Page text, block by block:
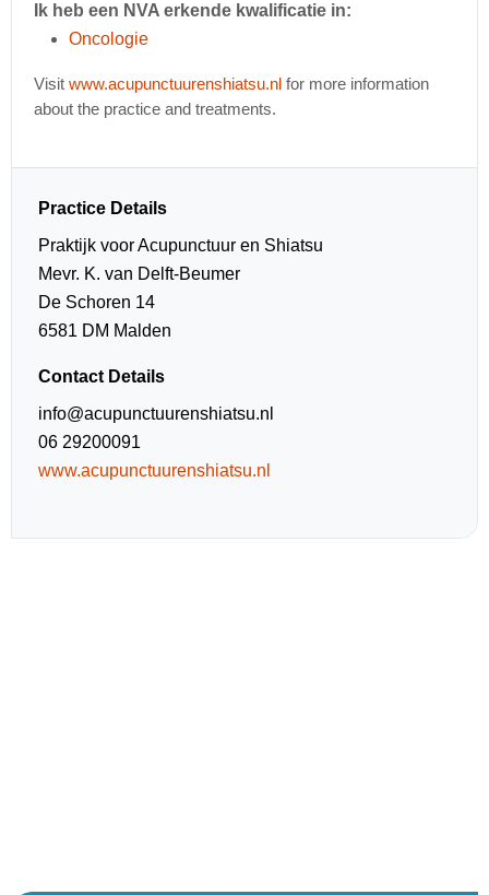
Ik heb een NVA erkende kwalificatie in:
Oncologie
Visitwww.acupunctuurenshiatsu.nl for more information
about the practice and treatments.
Practice Details
Praktijk voor Acupunctuur en Shiatsu
Mevr. K. van Delft-Beumer
De Schoren 14
6581 DM Malden
Contact Details
info@acupunctuurenshiatsu.nl
06 29200091
www.acupunctuurenshiatsu.nl